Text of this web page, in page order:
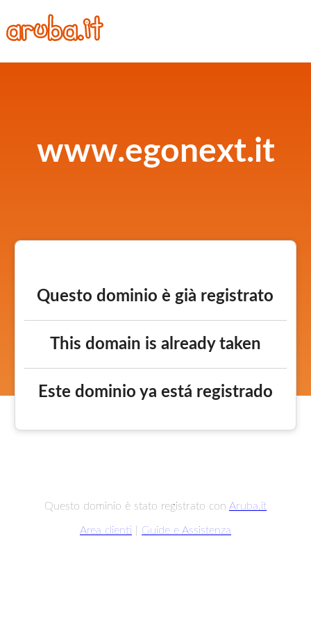
www.egonext.it
Questo dominio è già registrato
This domain is already taken
Este dominio ya está registrado
Questo dominio è stato registrato con Aruba.it
Area clienti Guide e Assistenza